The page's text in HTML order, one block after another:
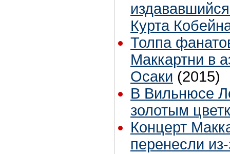
Курта
Толпа
Маккартни в
Осаки (2015)
В Вильнюсе
золотым
Концерт
перенесли